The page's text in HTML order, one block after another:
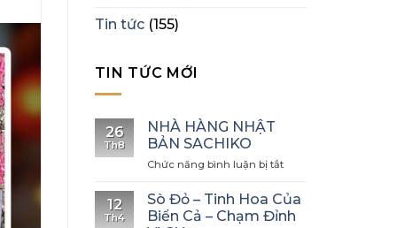
Tin tức (155)
TIN TỨC MỚI
26
Th8
NHÀ HÀNG NHẬT
BẢN SACHIKO
Chức năng bình luận bị tắtở
HÀNG
NHẬT
BẢN
12
Th4
Sò Đỏ – Tinh Hoa Của
Biển Cả – Chạm Đỉnh